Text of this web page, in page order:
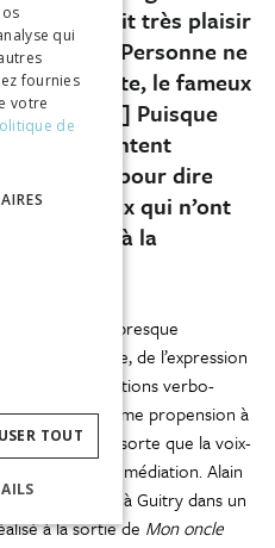
ça ferait très plaisir
«Personne ne
«Si, le texte, le fameux
[…] Puisque
très content
pour dire
à tous ceux qui n’ont
Guitry à la
diffèrent presque
du texte, de l’expression
des relations verbo-
une même propension à
à l’image, de sorte que la voix-
sa fonction de médiation. Alain
la référence à Guitry dans un
à la sortie de Mon oncle
qui
fournies
votre
de
TOUT